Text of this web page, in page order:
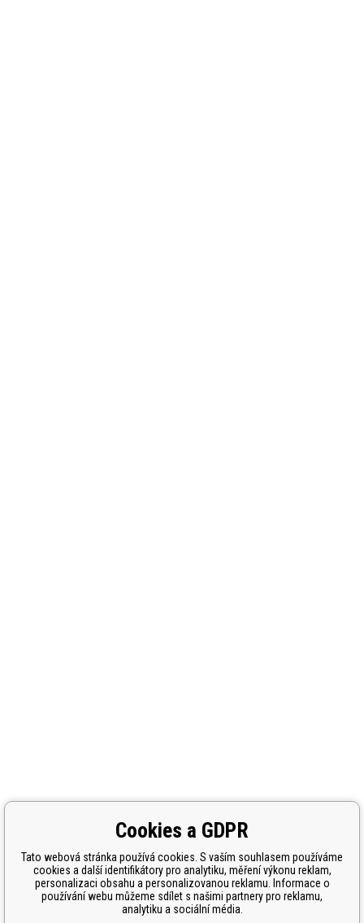
Cookies a GDPR
Tato webová stránka používá cookies. S vaším souhlasem používáme
cookies a další identifikátory pro analytiku, měření výkonu reklam,
personalizaci obsahu a personalizovanou reklamu. Informace o
používání webu můžeme sdílet s našimi partnery pro reklamu,
analytiku a sociální média.